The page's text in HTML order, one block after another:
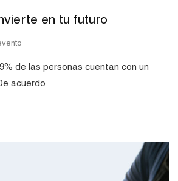
en tu futuro
de las personas cuentan con un
acuerdo